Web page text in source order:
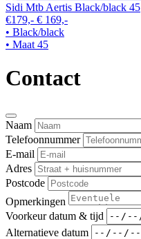
Sidi Mtb Aertis Black/black 45
€179,- € 169,-
• Black/black
• Maat 45
Contact
Naam
Telefoonnummer
E-mail
Adres
Postcode
Opmerkingen
Voorkeur datum & tijd
Alternatieve datum